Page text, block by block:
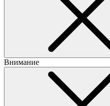
Внимание